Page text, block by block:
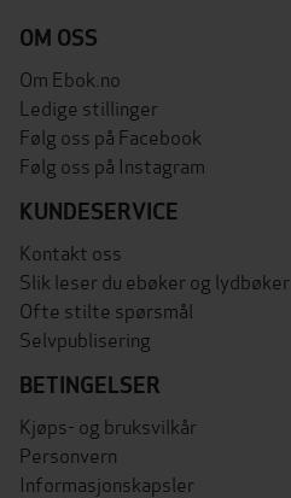
OM OSS
Om Ebok.no
Ledige stillinger
Følg oss på Facebook
Følg oss på Instagram
KUNDESERVICE
Kontakt oss
Slik leser du ebøker og lydbøker
Ofte stilte spørsmål
Selvpublisering
BETINGELSER
Kjøps- og bruksvilkår
Personvern
Informasjonskapsler